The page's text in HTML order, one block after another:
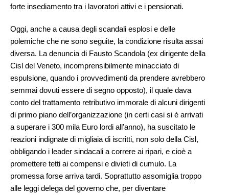
forte insediamento tra i lavoratori attivi e i pensionati.
Oggi, anche a causa degli scandali esplosi e delle
polemiche che ne sono seguite, la condizione risulta assai
diversa. La denuncia di Fausto Scandola (ex dirigente della
Cisl del Veneto, incomprensibilmente minacciato di
espulsione, quando i provvedimenti da prendere avrebbero
semmai dovuti essere di segno opposto), il quale dava
conto del trattamento retributivo immorale di alcuni dirigenti
di primo piano dell’organizzazione (in certi casi si è arrivati
a superare i 300 mila Euro lordi all’anno), ha suscitato le
reazioni indignate di migliaia di iscritti, non solo della Cisl,
obbligando i leader sindacali a correre ai ripari, e cioè a
promettere tetti ai compensi e divieti di cumulo. La
promessa forse arriva tardi. Soprattutto assomiglia troppo
alle leggi delega del governo che, per diventare